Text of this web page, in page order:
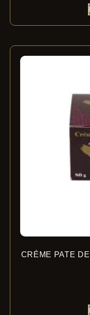
CRÉME PATE